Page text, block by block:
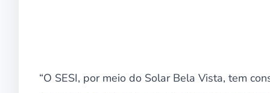
“O SESI, por meio do Solar Bela Vista, tem